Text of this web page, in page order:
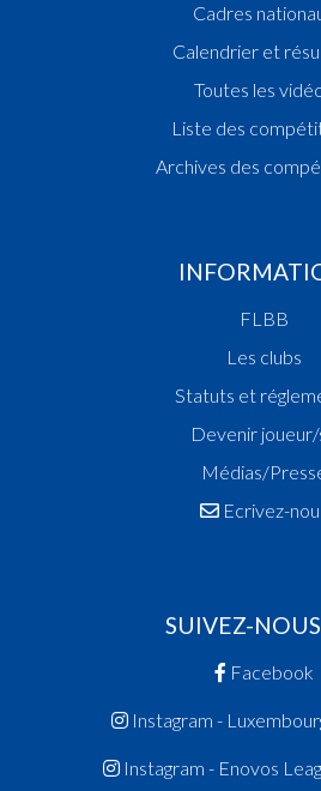
Cadres
Calendrier et
Toutes les
Liste des
Archives des
FLBB
Les clubs
Statuts et
Devenir
Médias/
Ecrivez-
SUIVEZ-
Facebook
Instagram -
Instagram - Enovos